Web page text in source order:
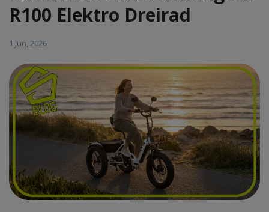
R100 Elektro Dreirad
1 Jun, 2026